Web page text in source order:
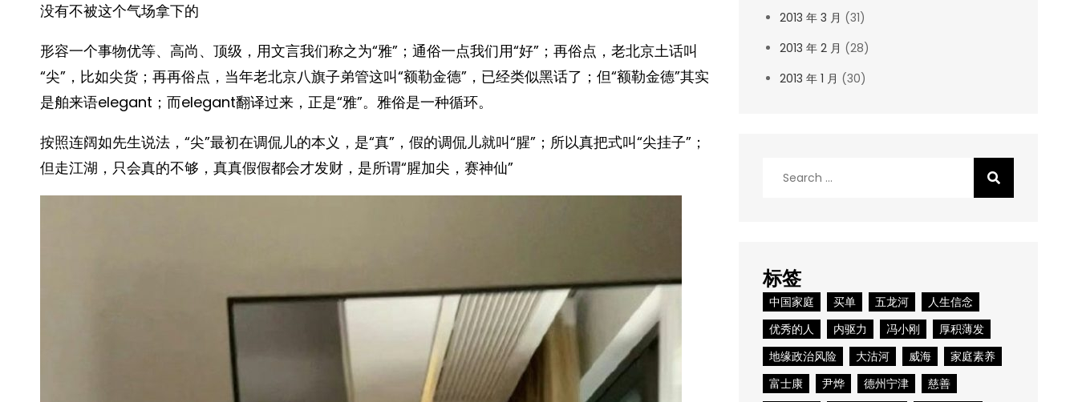
没有不被这个气场拿下的
形容一个事物优等、高尚、顶级，用文言我们称之为“雅”；通俗一点我们用“好”；再俗点，老北京土话叫
“尖”，比如尖货；再再俗点，当年老北京八旗子弟管这叫“额勒金德”，已经类似黑话了；但“额勒金德”其实
是舶来语elegant；而elegant翻译过来，正是“雅”。雅俗是一种循环。 ​​​
按照连阔如先生说法，“尖”最初在调侃儿的本义，是“真”，假的调侃儿就叫“腥”；所以真把式叫“尖挂子”；
但走江湖，只会真的不够，真真假假都会才发财，是所谓“腥加尖，赛神仙”
2013 年 3 月 (31)
2013 年 2 月 (28)
2013 年 1 月 (30)
标签
中国家庭 买单 五龙河
人生信念
优秀的人
内驱力 冯小刚
厚积薄发
地缘政治风险
大沽河 威海
家庭素养
富士康
尹烨 德州宁津
慈善